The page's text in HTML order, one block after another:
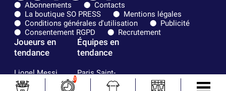
Abonnements
Contacts
La boutique SO PRESS
Mentions légales
Conditions générales d'utilisation
Publicité
Consentement RGPD
Recrutement
Joueurs en
tendance
Lionel Messi
Maghnes
Équipes en
tendance
Paris Saint-
3